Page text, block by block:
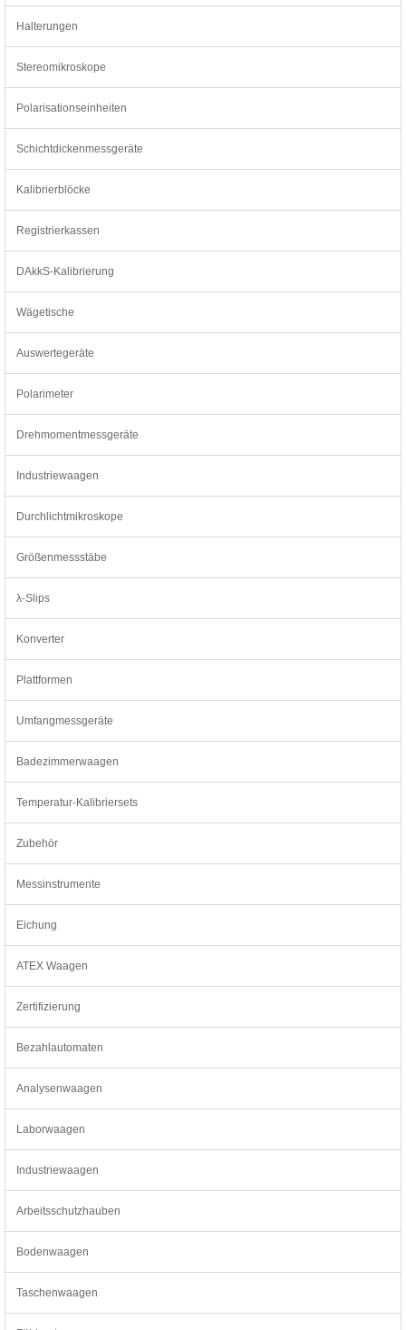
Halterungen
Stereomikroskope
Polarisationseinheiten
Schichtdickenmessgeräte
Kalibrierblöcke
Registrierkassen
DAkkS-Kalibrierung
Wägetische
Auswertegeräte
Polarimeter
Drehmomentmessgeräte
Industriewaagen
Durchlichtmikroskope
Größenmessstäbe
λ-Slips
Konverter
Plattformen
Umfangmessgeräte
Badezimmerwaagen
Temperatur-Kalibriersets
Zubehör
Messinstrumente
Eichung
ATEX Waagen
Zertifizierung
Bezahlautomaten
Analysenwaagen
Laborwaagen
Industriewaagen
Arbeitsschutzhauben
Bodenwaagen
Taschenwaagen